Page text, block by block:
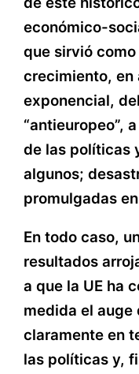
económico-
que sirvió
crecimiento, en
exponencial,
“antieuropeo”,
de las políticas
algunos;
promulgadas
En todo caso,
resultados
a que la UE ha
medida el auge
claramente en
las políticas y,